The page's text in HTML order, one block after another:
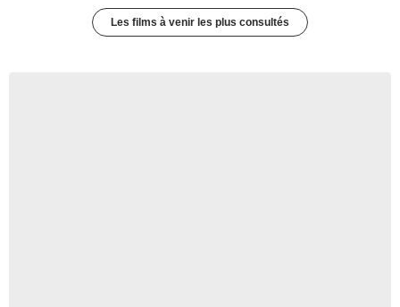
Les films à venir les plus consultés